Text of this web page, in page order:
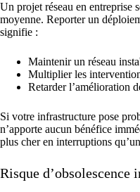
Un projet réseau en entreprise
moyenne. Reporter un
signifie :
Maintenir un réseau
Multiplier les
Retarder l’amélioration
Si votre infrastructure pose
n’apporte aucun bénéfice
plus cher en interruptions
Risque d’obsolescence